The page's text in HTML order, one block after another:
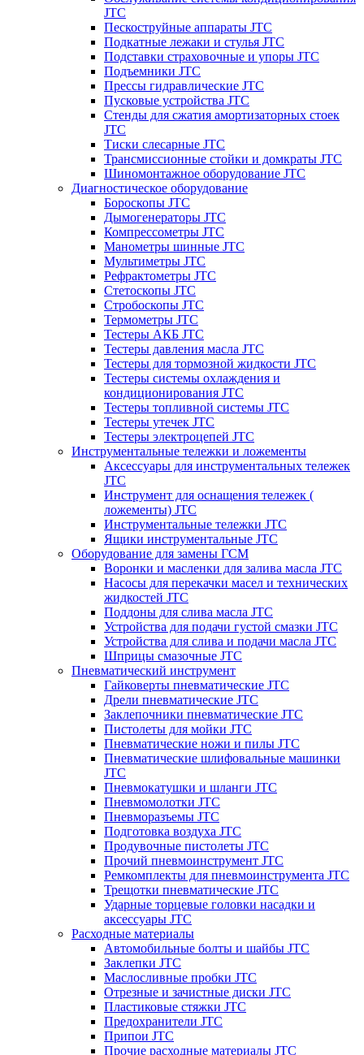
JTC
Пескоструйные аппараты JTC
Подкатные лежаки и стулья JTC
Подставки страховочные и упоры JTC
Подъемники JTC
Прессы гидравлические JTC
Пусковые устройства JTC
Стенды для сжатия амортизаторных стоек
JTC
Тиски слесарные JTC
Трансмиссионные стойки и домкраты JTC
Шиномонтажное оборудование JTC
Диагностическое оборудование
Бороскопы JTC
Дымогенераторы JTC
Компрессометры JTC
Манометры шинные JTC
Мультиметры JTC
Рефрактометры JTC
Стетоскопы JTC
Стробоскопы JTC
Термометры JTC
Тестеры АКБ JTC
Тестеры давления масла JTC
Тестеры для тормозной жидкости JTC
Тестеры системы охлаждения и
кондиционирования JTC
Тестеры топливной системы JTC
Тестеры утечек JTC
Тестеры электроцепей JTC
Инструментальные тележки и ложементы
Аксессуары для инструментальных тележек
JTC
Инструмент для оснащения тележек (
ложементы) JTC
Инструментальные тележки JTC
Ящики инструментальные JTC
Оборудование для замены ГСМ
Воронки и масленки для залива масла JTC
Насосы для перекачки масел и технических
жидкостей JTC
Поддоны для слива масла JTC
Устройства для подачи густой смазки JTC
Устройства для слива и подачи масла JTC
Шприцы смазочные JTC
Пневматический инструмент
Гайковерты пневматические JTC
Дрели пневматические JTC
Заклепочники пневматические JTC
Пистолеты для мойки JTC
Пневматические ножи и пилы JTC
Пневматические шлифовальные машинки
JTC
Пневмокатушки и шланги JTC
Пневмомолотки JTC
Пневморазъемы JTC
Подготовка воздуха JTC
Продувочные пистолеты JTC
Прочий пневмоинструмент JTC
Ремкомплекты для пневмоинструмента JTC
Трещотки пневматические JTC
Ударные торцевые головки насадки и
аксессуары JTC
Расходные материалы
Автомобильные болты и шайбы JTC
Заклепки JTC
Маслосливные пробки JTC
Отрезные и зачистные диски JTC
Пластиковые стяжки JTC
Предохранители JTC
Припои JTC
Прочие расходные материалы JTC